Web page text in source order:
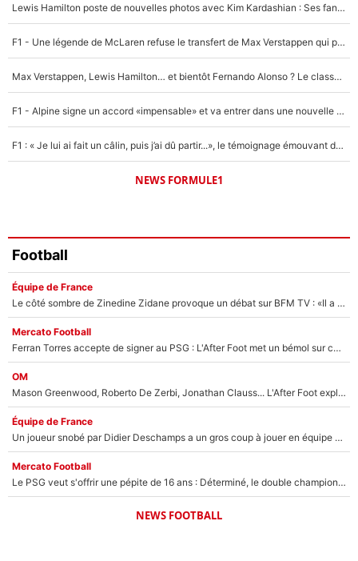
Un autre joueur
5%
Lewis Hamilton poste de nouvelles photos avec Kim Kardashian : Ses fans le voient déjà redevenir champion du monde de F1 grâce à elle !
F1 - Une légende de McLaren refuse le transfert de Max Verstappen qui pourrait «faire des vagues» et plomber l'ambiance dans l'équipe
Max Verstappen, Lewis Hamilton… et bientôt Fernando Alonso ? Le classement des pilotes les mieux payés en Formule 1 risque de changer !
F1 - Alpine signe un accord «impensable» et va entrer dans une nouvelle dimension : Grande nouvelle pour Pierre Gasly !
F1 : « Je lui ai fait un câlin, puis j’ai dû partir...», le témoignage émouvant de Max Verstappen sur sa fille
NEWS FORMULE1
Football
Équipe de France
Le côté sombre de Zinedine Zidane provoque un débat sur BFM TV : «Il a pris 14 cartons rouges»
Mercato Football
Ferran Torres accepte de signer au PSG : L'After Foot met un bémol sur ce transfert, le champion du monde va couter trop cher ?
OM
Mason Greenwood, Roberto De Zerbi, Jonathan Clauss... L'After Foot explique pourquoi Medhi Benatia a craqué à l'OM !
Équipe de France
Un joueur snobé par Didier Deschamps a un gros coup à jouer en équipe de France : Zinedine Zidane a trouvé son numéro 9 ?
Mercato Football
Le PSG veut s'offrir une pépite de 16 ans : Déterminé, le double champion d'Europe en titre est prêt à lâcher 40M€ pour celui que l'on compare déjà à Vinicius Jr !
NEWS FOOTBALL